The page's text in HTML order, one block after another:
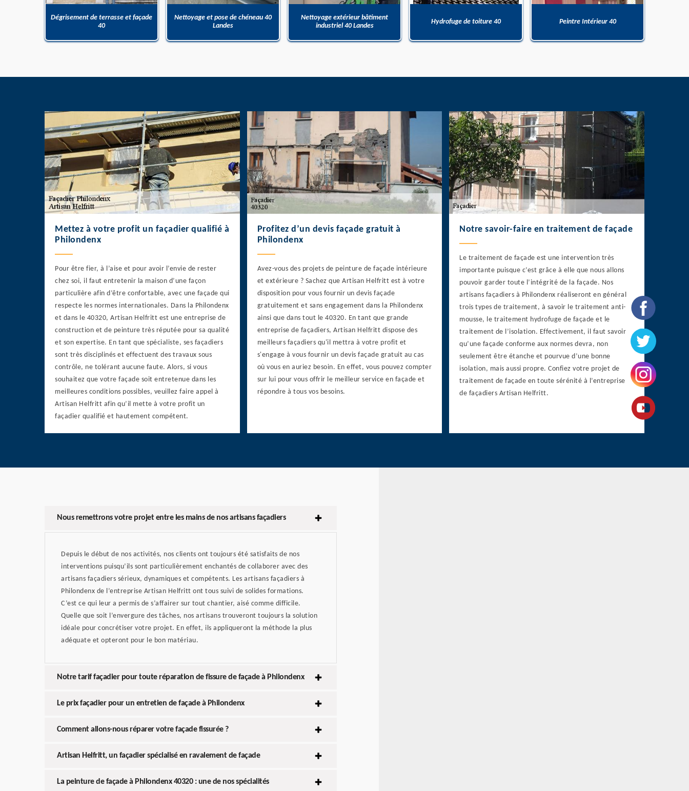
Dégrisement de terrasse et façade
40
Nettoyage et pose de chéneau 40
Landes
Nettoyage extérieur bâtiment
industriel 40 Landes
Hydrofuge de toiture 40 Peintre Intérieur 40
Mettez à votre profit un façadier qualifié à
Philondenx
Pour être fier, à l’aise et pour avoir l’envie de rester
chez soi, il faut entretenir la maison d’une façon
particulière afin d’être confortable, avec une façade qui
respecte les normes internationales. Dans la Philondenx
et dans le 40320, Artisan Helfritt est une entreprise de
construction et de peinture très réputée pour sa qualité
et son expertise. En tant que spécialiste, ses façadiers
sont très disciplinés et effectuent des travaux sous
contrôle, ne tolérant aucune faute. Alors, si vous
souhaitez que votre façade soit entretenue dans les
meilleures conditions possibles, veuillez faire appel à
Artisan Helfritt afin qu’il mette à votre profit un
façadier qualifié et hautement compétent.
Profitez d’un devis façade gratuit à
Philondenx
Avez-vous des projets de peinture de façade intérieure
et extérieure ? Sachez que Artisan Helfritt est à votre
disposition pour vous fournir un devis façade
gratuitement et sans engagement dans la Philondenx
ainsi que dans tout le 40320. En tant que grande
entreprise de façadiers, Artisan Helfritt dispose des
meilleurs façadiers qu'il mettra à votre profit et
s'engage à vous fournir un devis façade gratuit au cas
où vous en auriez besoin. En effet, vous pouvez compter
sur lui pour vous offrir le meilleur service en façade et
répondre à tous vos besoins.
Notre savoir-faire en traitement de façade
Le traitement de façade est une intervention très
importante puisque c’est grâce à elle que nous allons
pouvoir garder toute l’intégrité de la façade. Nos
artisans façadiers à Philondenx réaliseront en général
trois types de traitement, à savoir le traitement anti-
mousse, le traitement hydrofuge de façade et le
traitement de l’isolation. Effectivement, il faut savoir
qu’une façade conforme aux normes devra, non
seulement être étanche et pourvue d’une bonne
isolation, mais aussi propre. Confiez votre projet de
traitement de façade en toute sérénité à l’entreprise
de façadiers Artisan Helfritt.
Nous remettrons votre projet entre les mains de nos artisans façadiers
Depuis le début de nos activités, nos clients ont toujours été satisfaits de nos
interventions puisqu’ils sont particulièrement enchantés de collaborer avec des
artisans façadiers sérieux, dynamiques et compétents. Les artisans façadiers à
Philondenx de l’entreprise Artisan Helfritt ont tous suivi de solides formations.
C’est ce qui leur a permis de s’affairer sur tout chantier, aisé comme difficile.
Quelle que soit l’envergure des tâches, nos artisans trouveront toujours la solution
idéale pour concrétiser votre projet. En effet, ils appliqueront la méthode la plus
adéquate et opteront pour le bon matériau.
Notre tarif façadier pour toute réparation de fissure de façade à Philondenx
Le prix façadier pour un entretien de façade à Philondenx
Comment allons-nous réparer votre façade fissurée ?
Artisan Helfritt, un façadier spécialisé en ravalement de façade
La peinture de façade à Philondenx 40320 : une de nos spécialités